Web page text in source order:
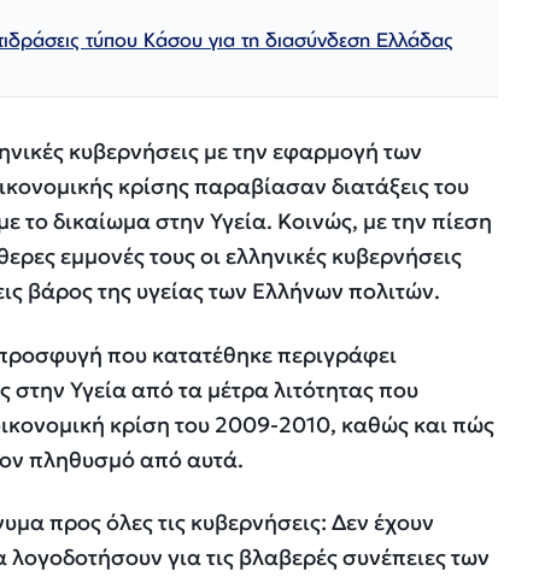
τύπου Κάσου για τη διασύνδεση Ελλάδας
κυβερνήσεις με την εφαρμογή των
κρίσης παραβίασαν διατάξεις του
το δικαίωμα στην Υγεία. Κοινώς, με την πίεση
εμμονές τους οι ελληνικές κυβερνήσεις
βάρος της υγείας των Ελλήνων πολιτών.
που κατατέθηκε περιγράφει
στην Υγεία από τα μέτρα λιτότητας που
κρίση του 2009-2010, καθώς και πώς
πληθυσμό από αυτά.
προς όλες τις κυβερνήσεις: Δεν έχουν
για τις βλαβερές συνέπειες των